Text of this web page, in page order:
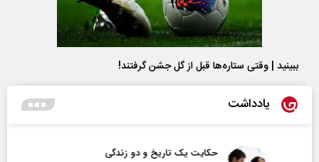
ببینید | وقتی ستاره‌ها قبل از گل جشن گرفتند!
یادداشت
حکایت یک تاریخ و دو زندگی